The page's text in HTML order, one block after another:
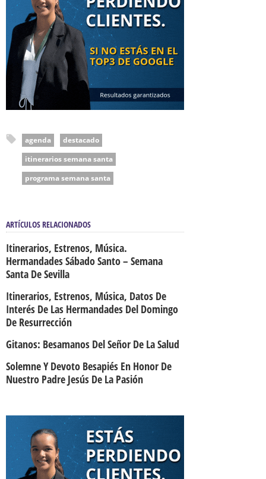
agenda
destacado
itinerarios semana santa
programa semana santa
ARTÍCULOS RELACIONADOS
Itinerarios, Estrenos, Música.
Hermandades Sábado Santo – Semana
Santa De Sevilla
Itinerarios, Estrenos, Música, Datos De
Interés De Las Hermandades Del Domingo
De Resurrección
Gitanos: Besamanos Del Señor De La Salud
Solemne Y Devoto Besapiés En Honor De
Nuestro Padre Jesús De La Pasión